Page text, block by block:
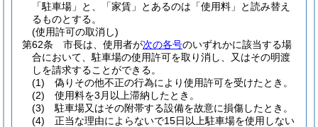
「駐車場」と、「家賃」とあるのは「使用料」と読み替え
るものとする。
(使用許可の取消し)
第62条
市長は、使用者が次の各号のいずれかに該当する場
合において、駐車場の使用許可を取り消し、又はその明渡
しを請求することができる。
(1)
偽りその他不正の行為により使用許可を受けたとき。
(2)
使用料を3月以上滞納したとき。
(3)
駐車場又はその附帯する設備を故意に損傷したとき。
(4)
正当な理由によらないで15日以上駐車場を使用しない